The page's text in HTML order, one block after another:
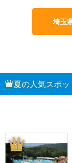
埼玉
夏の人気スポッ
1